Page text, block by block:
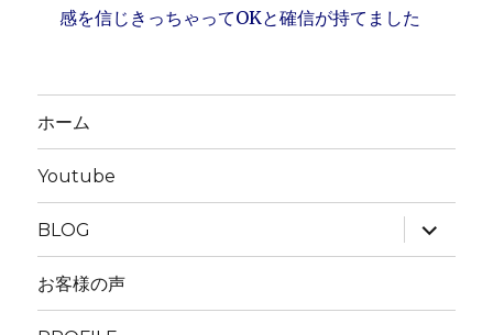
感を信じきっちゃってOKと確信が持てました
ホーム
Youtube
BLOG
ブ
メ
ー
お客様の声